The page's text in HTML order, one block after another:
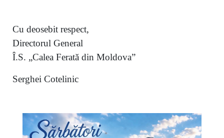
Cu deosebit respect,
Directorul General
Î.S. „Calea Ferată din Moldova”
Serghei Cotelinic